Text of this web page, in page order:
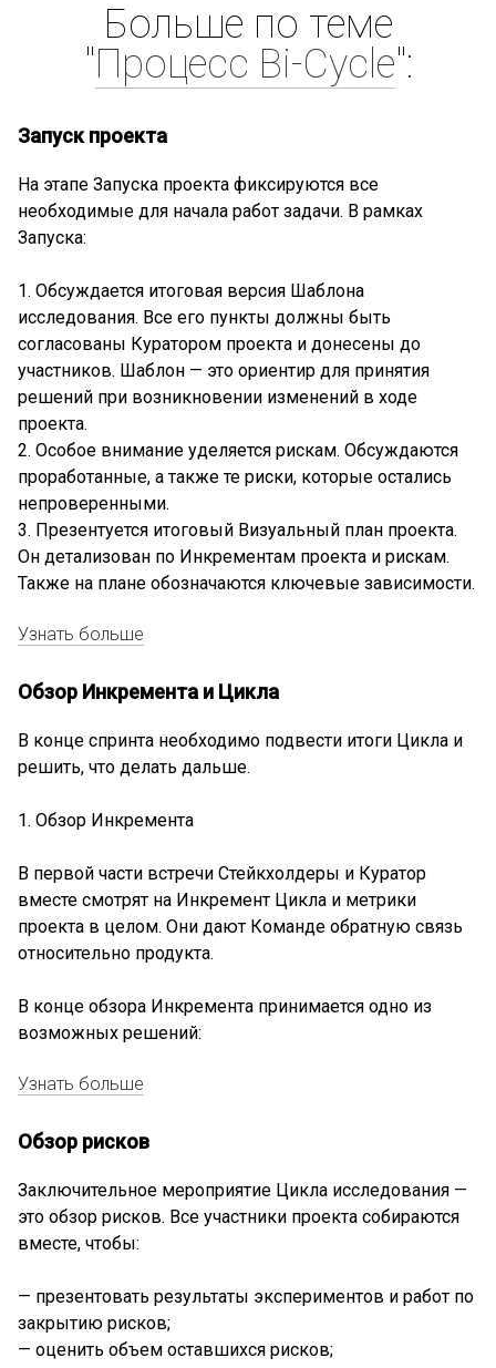
Больше по теме
"Процесс Bi-Cycle":
Запуск проекта
На этапе Запуска проекта фиксируются все
необходимые для начала работ задачи. В рамках
Запуска:
1. Обсуждается итоговая версия Шаблона
исследования. Все его пункты должны быть
согласованы Куратором проекта и донесены до
участников. Шаблон — это ориентир для принятия
решений при возникновении изменений в ходе
проекта.
2. Особое внимание уделяется рискам. Обсуждаются
проработанные, а также те риски, которые остались
непроверенными.
3. Презентуется итоговый Визуальный план проекта.
Он детализован по Инкрементам проекта и рискам.
Также на плане обозначаются ключевые зависимости.
Узнать больше
Обзор Инкремента и Цикла
В конце спринта необходимо подвести итоги Цикла и
решить, что делать дальше.
1. Обзор Инкремента
В первой части встречи Стейкхолдеры и Куратор
вместе смотрят на Инкремент Цикла и метрики
проекта в целом. Они дают Команде обратную связь
относительно продукта.
В конце обзора Инкремента принимается одно из
возможных решений:
Узнать больше
Обзор рисков
Заключительное мероприятие Цикла исследования —
это обзор рисков. Все участники проекта собираются
вместе, чтобы:
— презентовать результаты экспериментов и работ по
закрытию рисков;
— оценить объем оставшихся рисков;